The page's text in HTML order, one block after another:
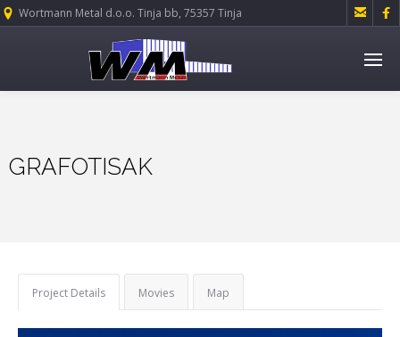
Wortmann Metal d.o.o. Tinja bb, 75357 Tinja  
GRAFOTISAK
Project Details Movies Map